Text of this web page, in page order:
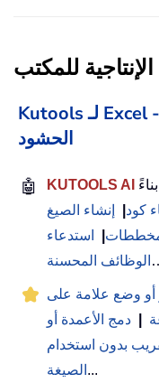
للمكتب
Kutools لـ Excel - يساعدك على التميز بين
الحشود
🤖
كود
إنشاء الصيغ
استدعاء
الوظائف المحسنة
أو وضع علامة على
دمج الأعمدة أو
بدون استخدام
الصيغة ...